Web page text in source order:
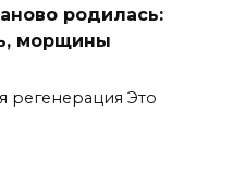
родилась:
морщины
регенерация Это